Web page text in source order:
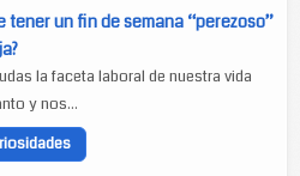
tener un fin de semana “perezoso”
la faceta laboral de nuestra vida
y nos...